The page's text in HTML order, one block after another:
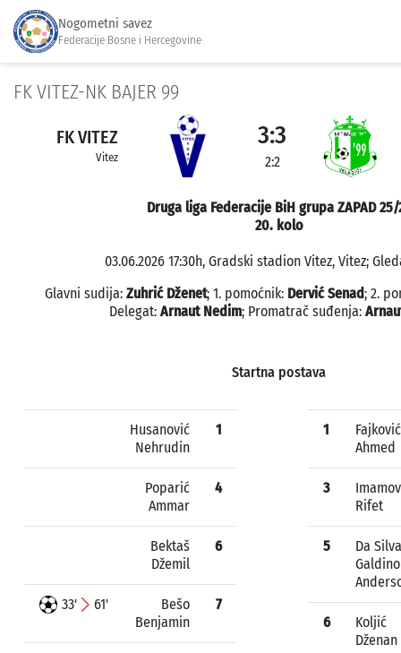
Nogometni savez
Federacije Bosne i Hercegovine
FK VITEZ-NK BAJER 99
FK VITEZ
Vitez
3:3
2:2
Druga liga Federacije BiH grupa ZAPAD 25/
20. kolo
03.06.2026 17:30h, Gradski stadion Vitez, Vitez;
Glavni sudija: Zuhrić Dženet; 1. pomoćnik: Dervić Senad; 2.
Delegat: Arnaut Nedim; Promatrač suđenja:
Startna postava
Husanović
Nehrudin
1
Poparić
Ammar
4
Bektaš
Džemil
6
33' 61'
Bešo
Benjamin
7
1
Fajković
Ahmed
3
Rifet
5
Da Silva
Galdino
6
Koljić
Dženan